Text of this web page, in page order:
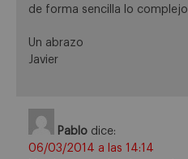
de forma sencilla lo
Un abrazo
Javier
Pablo dice:
06/03/2014 a las 14:14